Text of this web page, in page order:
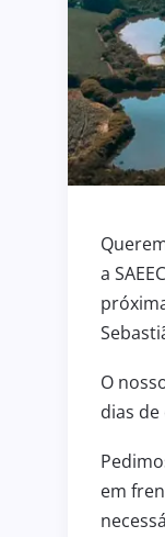
a
O
dias de
em